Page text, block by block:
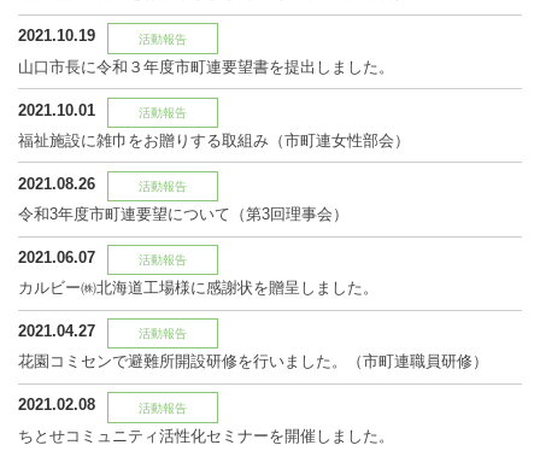
2021.10.19 活動報告
山口市長に令和３年度市町連要望書を提出しました。
2021.10.01 活動報告
福祉施設に雑巾をお贈りする取組み（市町連女性部会）
2021.08.26 活動報告
令和3年度市町連要望について（第3回理事会）
2021.06.07 活動報告
カルビー㈱北海道工場様に感謝状を贈呈しました。
2021.04.27 活動報告
花園コミセンで避難所開設研修を行いました。（市町連職員研修）
2021.02.08 活動報告
ちとせコミュニティ活性化セミナーを開催しました。